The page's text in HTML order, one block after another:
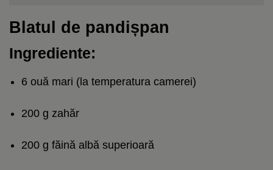
Blatul de pandișpan
Ingrediente:
6 ouă mari (la temperatura camerei)
200 g zahăr
200 g făină albă superioară